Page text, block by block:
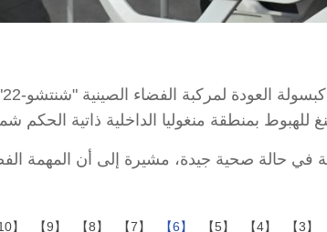
بمنطقة منغوليا الداخلية ذاتية الحكم
【3】
【4】
【5】
【6】
【7】
【8】
【9】
【10】